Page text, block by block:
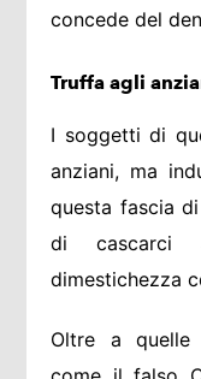
concede del
Truffa agli
I soggetti di
anziani, ma
questa fascia
di cascarci
dimestichezza
Oltre a